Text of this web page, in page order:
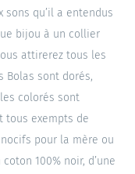
qu’il a entendus
bijou à un collier
attirerez tous les
Bolas sont dorés,
colorés sont
tous exempts de
pour la mère ou
100% noir, d’une